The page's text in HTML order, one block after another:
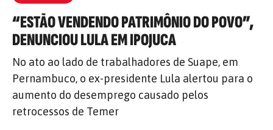
“ESTÃO VENDENDO PATRIMÔNIO DO POVO”,
DENUNCIOU LULA EM IPOJUCA
No ato ao lado de trabalhadores de Suape, em
Pernambuco, o ex-presidente Lula alertou para o
aumento do desemprego causado pelos
retrocessos de Temer